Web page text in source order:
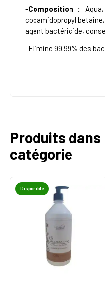
-Composition :
cocamidopropyl betaine,
agent bactéricide,
-Elimine 99.99% des
Produits dans
catégorie
Disponible